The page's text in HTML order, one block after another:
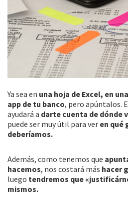
Ya sea en una hoja de Excel, en
app de tu banco, pero apúntalos.
ayudará a darte cuenta de dónde
puede ser muy útil para ver en qué
deberíamos.
Además, como tenemos que
hacemos, nos costará más hacer
luego tendremos que
mismos.